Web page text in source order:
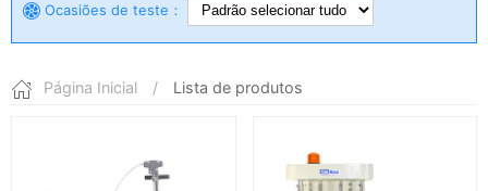
Ocasiões de teste：
Página Inicial / Lista de produtos